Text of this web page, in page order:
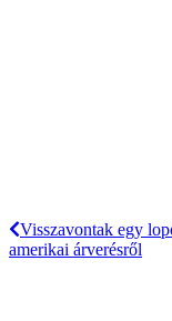
Visszavontak egy
amerikai árverésről